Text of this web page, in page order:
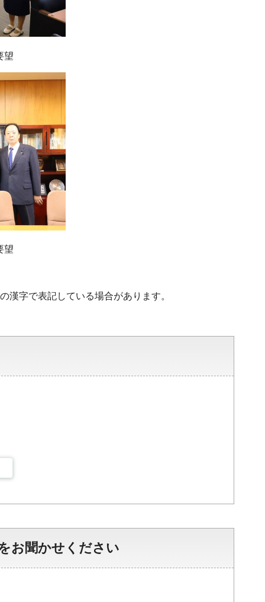
望
望
漢字で表記している場合があります。
お聞かせください